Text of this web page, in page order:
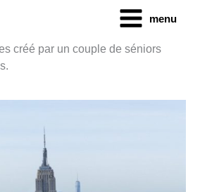
menu
créé par un couple de séniors